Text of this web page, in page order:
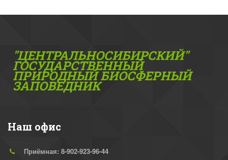
"ЦЕНТРАЛЬНОСИБИРСКИЙ"
ГОС­УДАРСТВЕННЫЙ
ПРИРОДНЫЙ БИОСФЕРНЫЙ
ЗАПОВЕДНИК
Наш офис
Приёмная: 8-902-923-96-44